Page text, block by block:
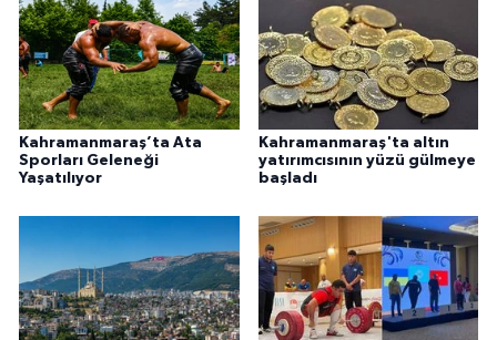
Kahramanmaraş’ta Ata
Sporları Geleneği
Yaşatılıyor
Kahramanmaraş'ta altın
yatırımcısının yüzü gülmeye
başladı